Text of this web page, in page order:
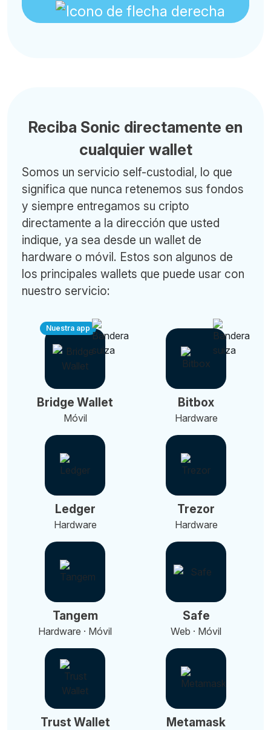
Reciba Sonic directamente en
cualquier wallet
Somos un servicio self-custodial, lo que
significa que nunca retenemos sus fondos
y siempre entregamos su cripto
directamente a la dirección que usted
indique, ya sea desde un wallet de
hardware o móvil. Estos son algunos de
los principales wallets que puede usar con
nuestro servicio:
Nuestra app
Bridge Wallet
Móvil
Bitbox
Hardware
Ledger
Hardware
Trezor
Hardware
Tangem
Hardware · Móvil
Safe
Web · Móvil
Trust Wallet Metamask